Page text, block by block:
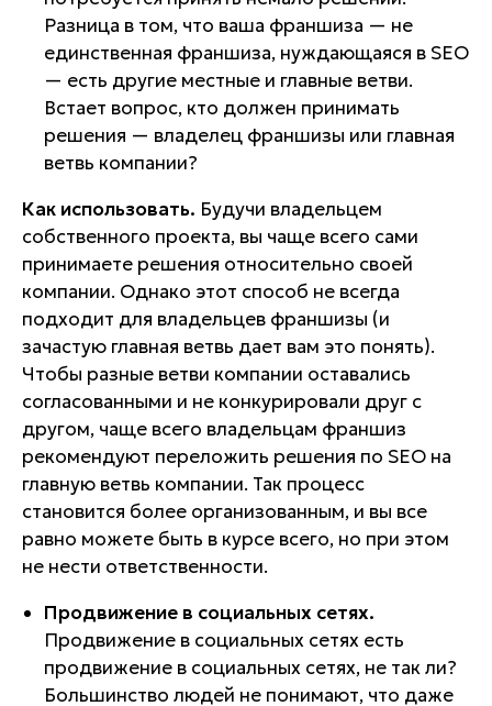
Разница в том, что ваша франшиза — не
единственная франшиза, нуждающаяся в SEO
— есть другие местные и главные ветви.
Встает вопрос, кто должен принимать
решения — владелец франшизы или главная
ветвь компании?
Как использовать. Будучи владельцем
собственного проекта, вы чаще всего сами
принимаете решения относительно своей
компании. Однако этот способ не всегда
подходит для владельцев франшизы (и
зачастую главная ветвь дает вам это понять).
Чтобы разные ветви компании оставались
согласованными и не конкурировали друг с
другом, чаще всего владельцам франшиз
рекомендуют переложить решения по SEO на
главную ветвь компании. Так процесс
становится более организованным, и вы все
равно можете быть в курсе всего, но при этом
не нести ответственности.
Продвижение в социальных сетях.
Продвижение в социальных сетях есть
продвижение в социальных сетях, не так ли?
Большинство людей не понимают, что даже